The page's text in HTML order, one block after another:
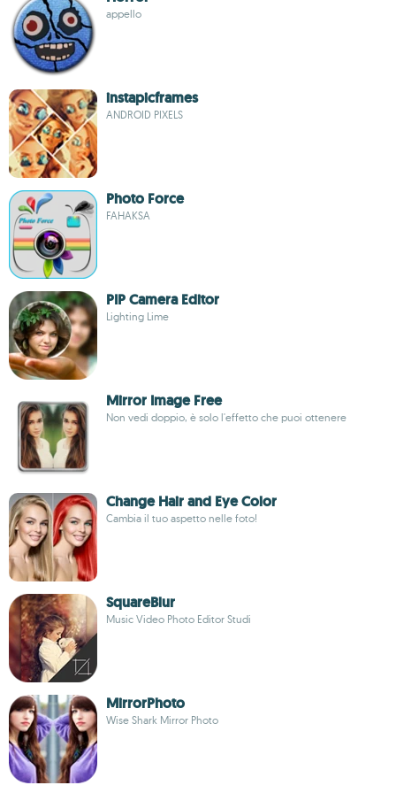
appello
instapicframes
ANDROID PIXELS
Photo Force
FAHAKSA
PIP Camera Editor
Lighting Lime
Mirror Image Free
Non vedi doppio, è solo l'effetto che puoi ottenere
Change Hair and Eye Color
Cambia il tuo aspetto nelle foto!
SquareBlur
Music Video Photo Editor Studi
MirrorPhoto
Wise Shark Mirror Photo